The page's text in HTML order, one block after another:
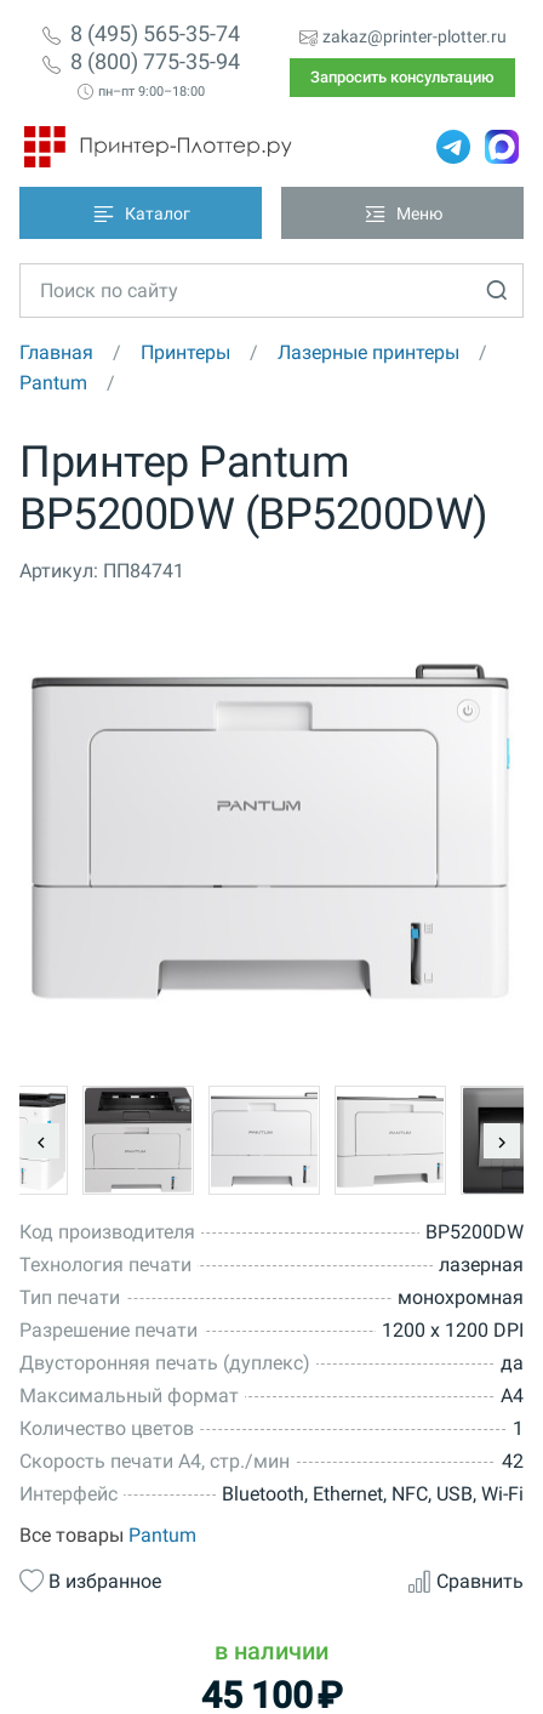
8 (495) 565-35-74
8 (800) 775-35-94
пн–пт 9:00–18:00
zakaz@printer-plotter.ru
Запросить консультацию
Каталог Меню
Главная Принтеры
Лазерные принтеры
Pantum
Принтер Pantum
BP5200DW (BP5200DW)
Артикул: ПП84741
Код производителя
BP5200DW
Технология печати
лазерная
Тип печати
монохромная
Разрешение печати
1200 x 1200 DPI
Двусторонняя печать (дуплекс)
да
Максимальный формат
А4
Количество цветов
1
Скорость печати A4, стр./мин
42
Интерфейс
Bluetooth, Ethernet, NFC, USB, Wi-Fi
Все товары Pantum
В избранное
Сравнить
в наличии
45 100₽